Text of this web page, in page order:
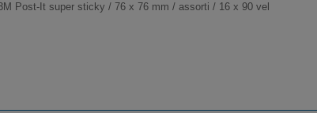
Post-It super sticky / 76 x 76 mm / assorti / 16 x 90 vel